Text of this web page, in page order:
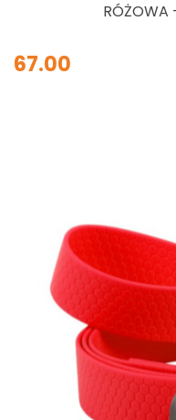
RÓŻOWA
67.00